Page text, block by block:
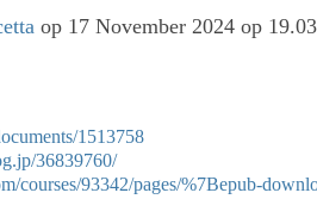
op 17 November 2024 op
1513758
36839760/
courses/93342/pages/%7Bepub-